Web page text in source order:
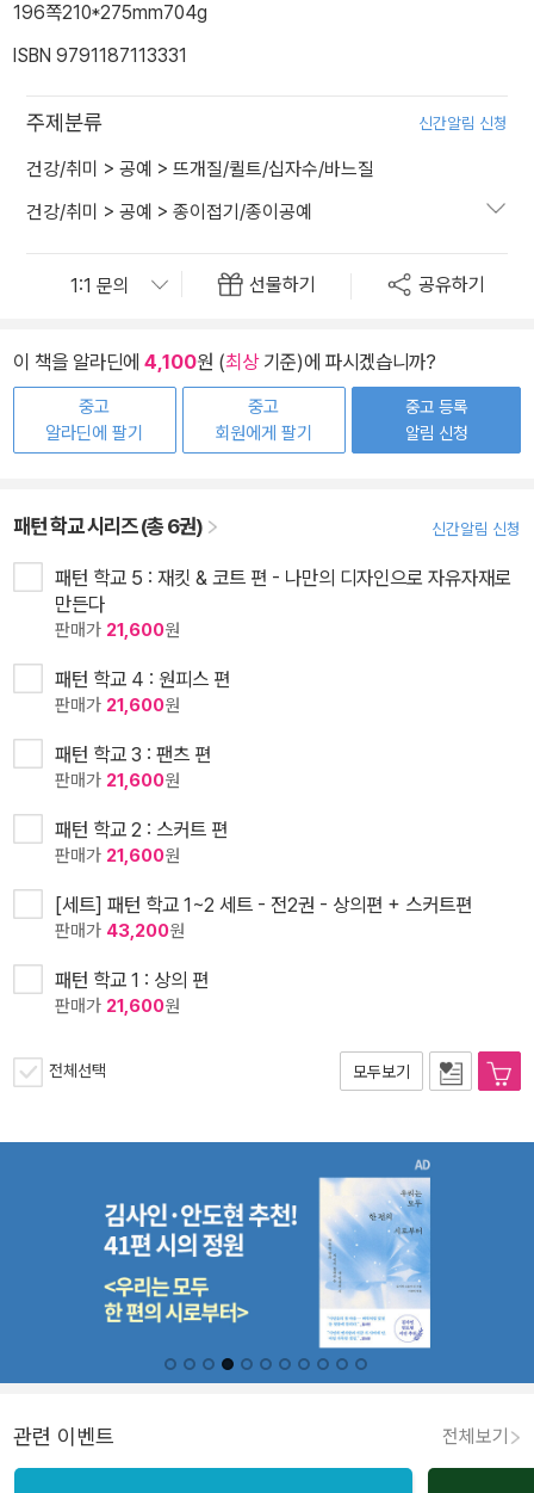
196쪽210*275mm704g
ISBN 9791187113331
주제분류 신간알림 신청
건강/취미 > 공예 > 뜨개질/퀼트/십자수/바느질
건강/취미 > 공예 > 종이접기/종이공예
선물하기 공유하기
이 책을 알라딘에 4,100원 (최상기준)에 파시겠습니까?
중고
알라딘에 팔기
중고
회원에게 팔기
중고 등록
알림 신청
패턴 학교 시리즈 (총 6권) 신간알림 신청
패턴 학교 5 : 재킷 & 코트 편 - 나만의 디자인으로 자유자재로
만든다
판매가 21,600원
패턴 학교 4 : 원피스 편
판매가 21,600원
패턴 학교 3 : 팬츠 편
판매가 21,600원
패턴 학교 2 : 스커트 편
판매가 21,600원
[세트] 패턴 학교 1~2 세트 - 전2권 - 상의편 + 스커트편
판매가 43,200원
패턴 학교 1 : 상의 편
판매가 21,600원
전체선택 모두보기
관련 이벤트 전체보기